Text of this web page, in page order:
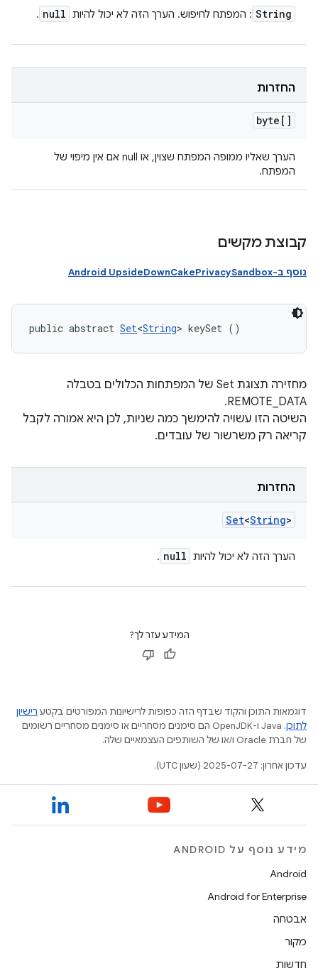
String : המפתח לחיפוש. הערך הזה לא יכול להיות null
.
החזרות
byte[]
הערך שאליו ממופה המפתח שצוין, או null אם אין מיפוי של
המפתח.
קבוצת מקשים
נוסף ב-Android UpsideDownCakePrivacySandbox
public abstract Set<String> keySet ()
מחזירה תצוגת Set של המפתחות הכלולים בטבלה
REMOTE_DATA.
השיטה הזו עשויה להימשך כמה שניות, לכן היא אמורה לקבל
קריאה רק משרשור של עובדים.
החזרות
Set<String>
הערך הזה לא יכול להיות null
.
המידע עזר לך?
דוגמאות התוכן והקוד שבדף הזה כפופות לרישיונות המפורטים בקטע רישיון
לתוכן
.‏ Java ו-OpenJDK הם סימנים מסחריים או סימנים מסחריים רשומים
של חברת Oracle ו/או של השותפים העצמאיים שלה.
עדכון אחרון: 2025-07-27 (שעון UTC).
מידע נוסף על ANDROID
Android
Android for Enterprise
אבטחה
מקור
חדשות